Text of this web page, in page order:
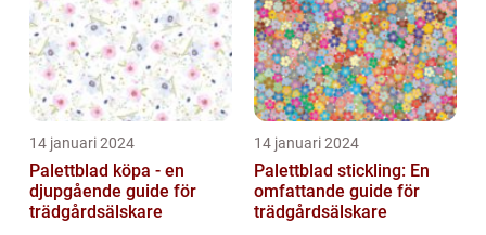
14 januari 2024
Palettblad köpa - en
djupgående guide för
trädgårdsälskare
14 januari 2024
Palettblad stickling: En
omfattande guide för
trädgårdsälskare